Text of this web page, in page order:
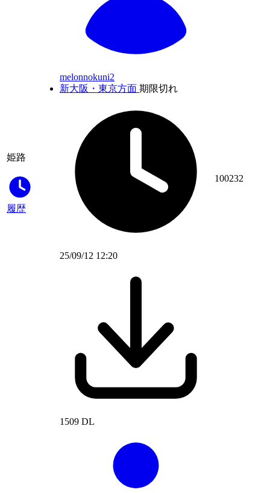
姫路
履歴
melonnokuni2
新大阪・東京方面 期限切れ
25/09/12 12:20
1509 DL
100232